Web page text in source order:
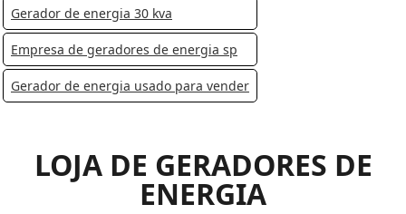
Gerador de energia 30 kva
Empresa de geradores de energia sp
Gerador de energia usado para vender
LOJA DE GERADORES DE
ENERGIA